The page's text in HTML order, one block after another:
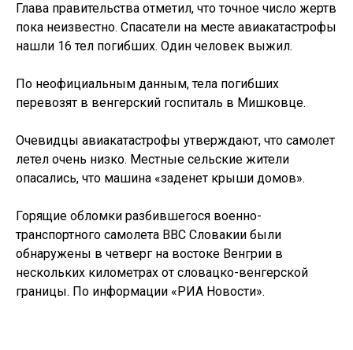
Глава правительства отметил, что точное число жертв
пока неизвестно. Спасатели на месте авиакатастрофы
нашли 16 тел погибших. Один человек выжил.
По неофициальным данным, тела погибших
перевозят в венгерский госпиталь в Мишковце.
Очевидцы авиакатастрофы утверждают, что самолет
летел очень низко. Местные сельские жители
опасались, что машина «заденет крыши домов».
Горящие обломки разбившегося военно-
транспортного самолета ВВС Словакии были
обнаружены в четверг на востоке Венгрии в
нескольких километрах от словацко-венгерской
границы. По информации «РИА Новости».